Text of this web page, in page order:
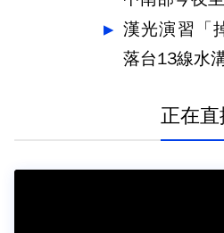
漢光演習「
落台13線水
正在直